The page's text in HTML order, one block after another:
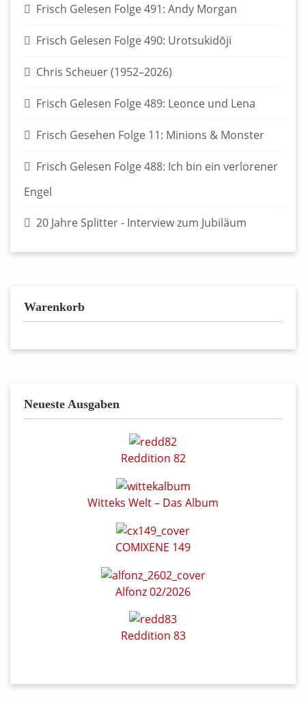
Frisch Gelesen Folge 491: Andy Morgan
Frisch Gelesen Folge 490: Urotsukidōji
Chris Scheuer (1952–2026)
Frisch Gelesen Folge 489: Leonce und Lena
Frisch Gesehen Folge 11: Minions & Monster
Frisch Gelesen Folge 488: Ich bin ein verlorener
Engel
20 Jahre Splitter - Interview zum Jubiläum
Warenkorb
Neueste Ausgaben
Reddition 82
Witteks Welt – Das Album
COMIXENE 149
Alfonz 02/2026
Reddition 83